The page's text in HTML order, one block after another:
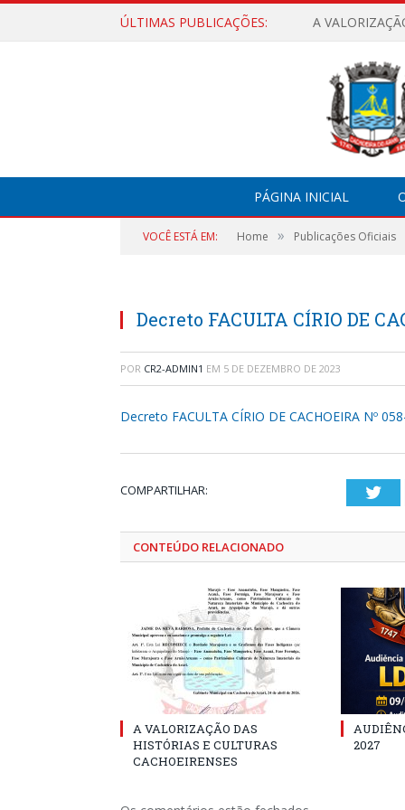
ÚLTIMAS PUBLICAÇÕES: A
PÁGINA INICIAL
VOCÊ ESTÁ EM: Home » Publicações Oficiais
Decreto FACULTA CÍRIO DE
POR CR2-ADMIN1 EM 5 DE DEZEMBRO DE 2023
Decreto FACULTA CÍRIO DE CACHOEIRA Nº
COMPARTILHAR:
CONTEÚDO RELACIONADO
A VALORIZAÇÃO DAS
HISTÓRIAS E CULTURAS
CACHOEIRENSES
2027